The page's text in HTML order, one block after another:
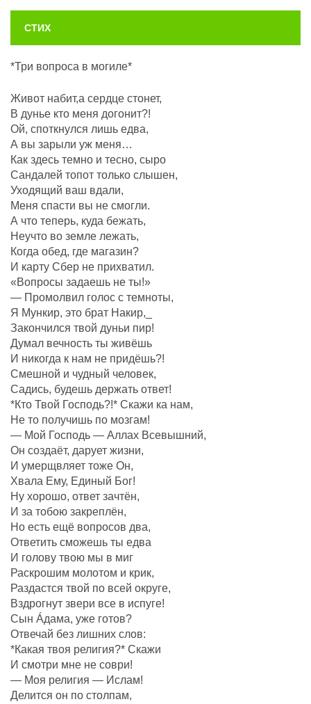
СТИХ
*Три вопроса в могиле*
Живот набит,а сердце стонет,
В дунье кто меня догонит?!
Ой, споткнулся лишь едва,
А вы зарыли уж меня…
Как здесь темно и тесно, сыро
Сандалей топот только слышен,
Уходящий ваш вдали,
Меня спасти вы не смогли.
А что теперь, куда бежать,
Неучто во земле лежать,
Когда обед, где магазин?
И карту Сбер не прихватил.
«Вопросы задаешь не ты!»
— Промолвил голос с темноты,
Я Мункир, это брат Накир,_
Закончился твой дуньи пир!
Думал вечность ты живёшь
И никогда к нам не придёшь?!
Смешной и чудный человек,
Садись, будешь держать ответ!
*Кто Твой Господь?!* Скажи ка нам,
Не то получишь по мозгам!
— Мой Господь — Аллах Всевышний,
Он создаëт, дарует жизни,
И умерщвляет тоже Он,
Хвала Ему, Единый Бог!
Ну хорошо, ответ зачтëн,
И за тобою закреплëн,
Но есть ещё вопросов два,
Ответить сможешь ты едва
И голову твою мы в миг
Раскрошим молотом и крик,
Раздастся твой по всей округе,
Вздрогнут звери все в испуге!
Сын Áдама, уже готов?
Отвечай без лишних слов:
*Какая твоя религия?* Скажи
И смотри мне не соври!
— Моя религия — Ислам!
Делится он по столпам,